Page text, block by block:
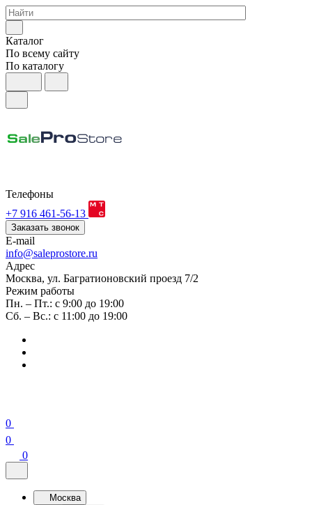
Каталог
По всему сайту
По каталогу
Телефоны
+7 916 461-56-13
Заказать звонок
E-mail
info@saleprostore.ru
Адрес
Москва, ул. Багратионовский проезд 7/2
Режим работы
Пн. – Пт.: с 9:00 до 19:00
Сб. – Вс.: с 11:00 до 19:00
0
0
0
Москва